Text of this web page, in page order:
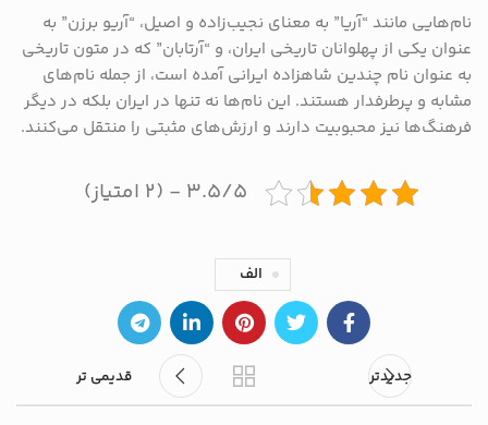
نام‌هایی مانند “آریا” به معنای نجیب‌زاده و اصیل، “آریو برزن” به
عنوان یکی از پهلوانان تاریخی ایران، و “آرتابان” که در متون تاریخی
به عنوان نام چندین شاهزاده ایرانی آمده است، از جمله نام‌های
مشابه و پرطرفدار هستند. این نام‌ها نه تنها در ایران بلکه در دیگر
فرهنگ‌ها نیز محبوبیت دارند و ارزش‌های مثبتی را منتقل می‌کنند.
۳.۵/۵ - (۲ امتیاز)
الف
جدیدتر قدیمی تر